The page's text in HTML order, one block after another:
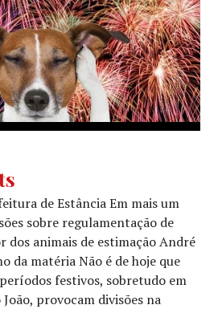
de Estância Em mais um
sobre regulamentação de
dos animais de estimação André
da matéria Não é de hoje que
festivos, sobretudo em
provocam divisões na